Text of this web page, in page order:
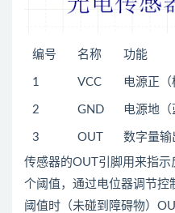
编号 名称 功能
1 VCC 电源正（
2 GND 电源地（
3 OUT 数字量输
传感器的OUT引脚用来指
个阈值，通过电位器调节控
阈值时（未碰到障碍物）